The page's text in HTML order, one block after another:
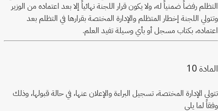
التظلم رفضاً ضمنياً له، ولا يكون قرار اللجنة نهائياً إلا بعد اعتماده من الوزير
وتتولي اللجنة إخطار المتظلم والإدارة المختصة بقرارها في التظلم بعد
اعتماده، بكتاب مسجل أو بأي وسيلة تفيد العلم.
المادة 10
تتولى الإدارة المختصة، تسجيل البراءة والإعلان عنها، في حالة قبولها، وذلك
وفقاً لما يلي